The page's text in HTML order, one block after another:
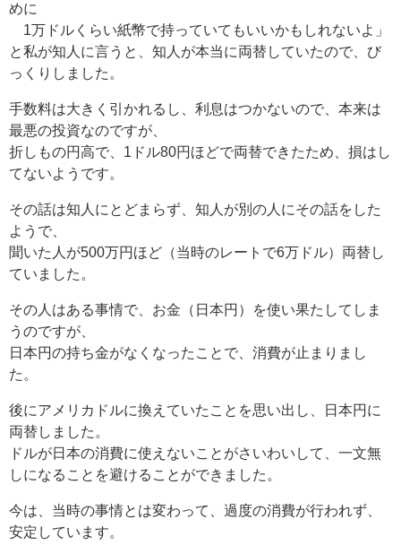
めに
1万ドルくらい紙幣で持っていてもいいかもしれないよ」
と私が知人に言うと、知人が本当に両替していたので、び
っくりしました。
手数料は大きく引かれるし、利息はつかないので、本来は
最悪の投資なのですが、
折しもの円高で、1ドル80円ほどで両替できたため、損はし
てないようです。
その話は知人にとどまらず、知人が別の人にその話をした
ようで、
聞いた人が500万円ほど（当時のレートで6万ドル）両替し
ていました。
その人はある事情で、お金（日本円）を使い果たしてしま
うのですが、
日本円の持ち金がなくなったことで、消費が止まりまし
た。
後にアメリカドルに換えていたことを思い出し、日本円に
両替しました。
ドルが日本の消費に使えないことがさいわいして、一文無
しになることを避けることができました。
今は、当時の事情とは変わって、過度の消費が行われず、
安定しています。